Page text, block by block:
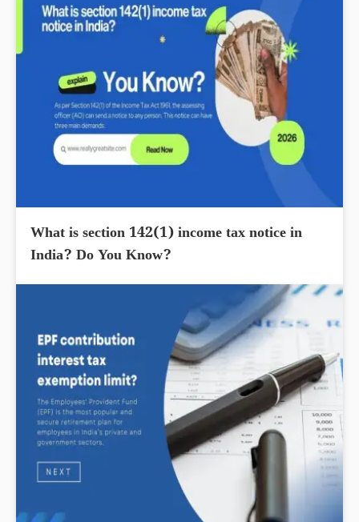
What is section 142(1) income tax notice in
India? Do You Know?